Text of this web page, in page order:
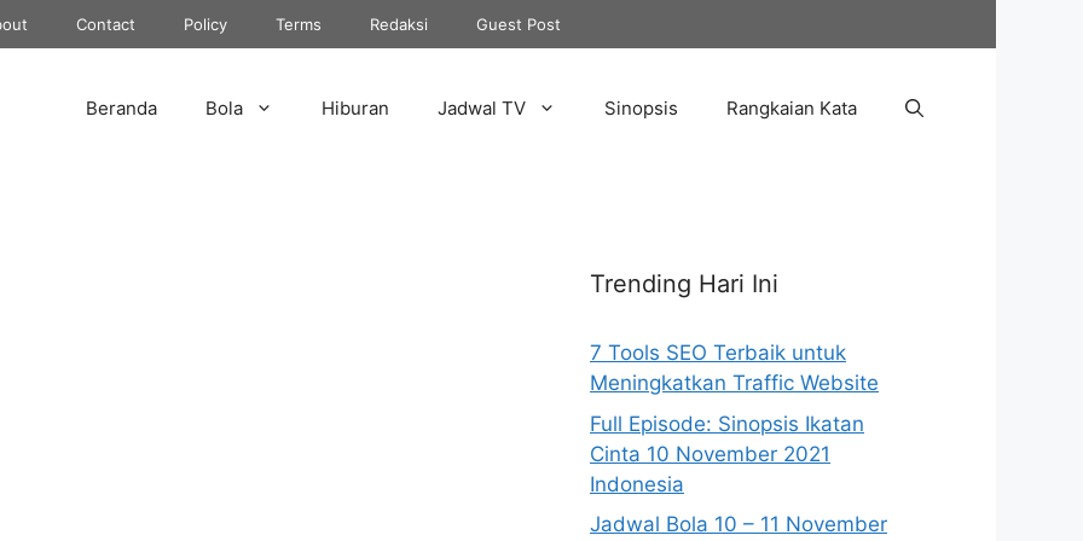
Contact Policy Terms Redaksi Guest Post
Beranda Bola Hiburan Jadwal TV Sinopsis Rangkaian Kata
Trending Hari Ini
7 Tools SEO Terbaik untuk
Meningkatkan Traffic Website
Full Episode: Sinopsis Ikatan
Cinta 10 November 2021
Indonesia
Jadwal Bola 10 – 11 November